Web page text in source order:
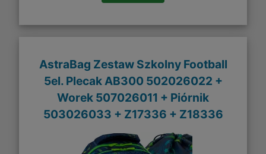
AstraBag Zestaw Szkolny Football
5el. Plecak AB300 502026022 +
Worek 507026011 + Piórnik
503026033 + Z17336 + Z18336